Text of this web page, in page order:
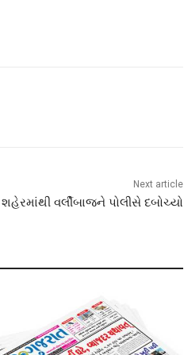
Next article
વર્લીબાજને પોલીસે દબોચ્યો